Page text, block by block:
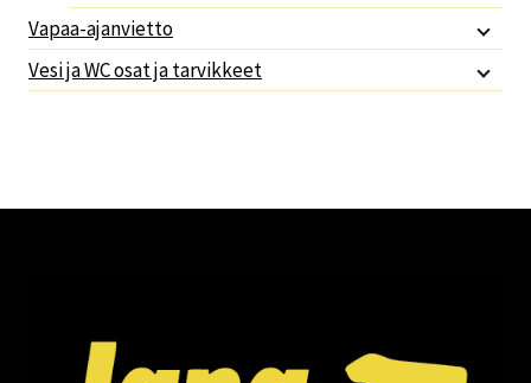
Vapaa-ajanvietto
Vesi ja WC osat ja tarvikkeet